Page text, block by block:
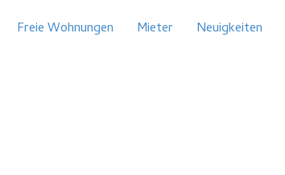
Freie Wohnungen Mieter Neuigkeiten